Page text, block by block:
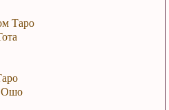
Таро
Ошо